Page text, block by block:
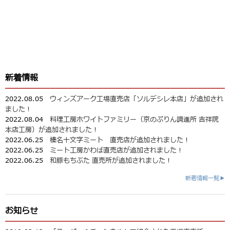
新着情報
2022.08.05 ウィンズアーク工場直売店「ソルデシレ本店」が追加され
ました！
2022.08.04 料理工房ホワイトファミリー（京のぷりん調進所 吉祥院
本店工房）が追加されました！
2022.06.25 榛名十文字ミート 直売店が追加されました！
2022.06.25 ミート工房かわば直売店が追加されました！
2022.06.25 和豚もちぶた 直売所が追加されました！
新着情報一覧▶
お知らせ